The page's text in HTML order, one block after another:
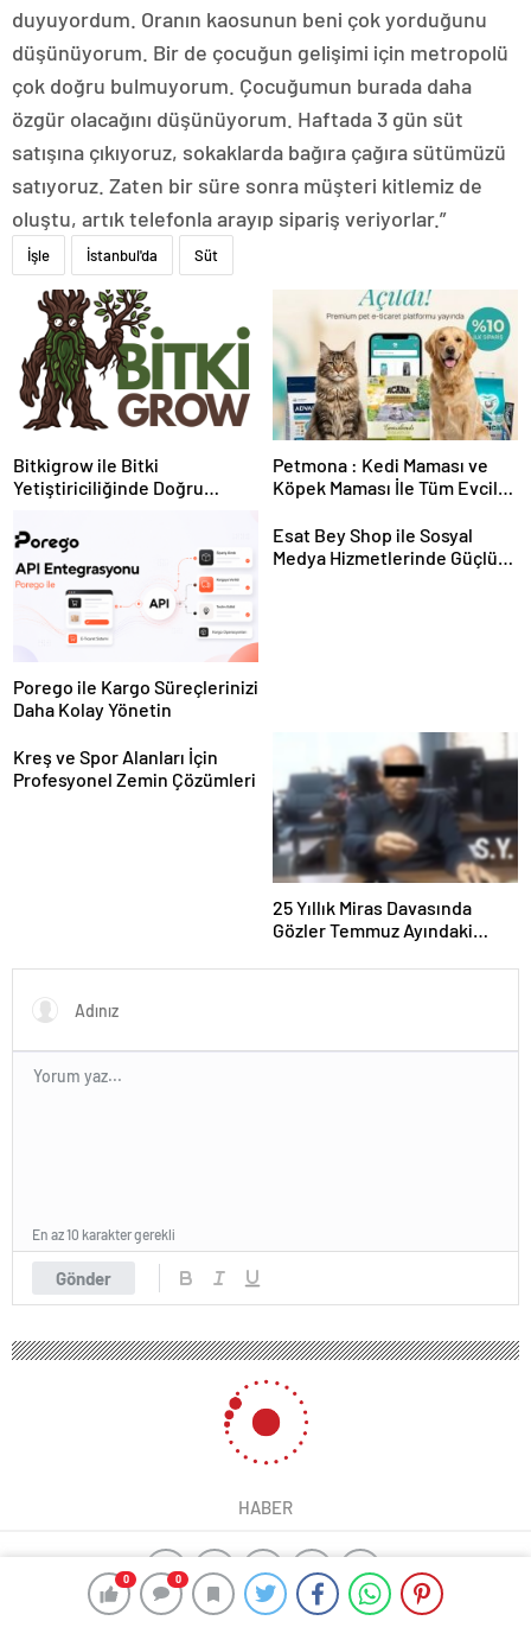
0 0
duyuyordum. Oranın kaosunun beni çok yorduğunu
düşünüyorum. Bir de çocuğun gelişimi için metropolü
çok doğru bulmuyorum. Çocuğumun burada daha
özgür olacağını düşünüyorum. Haftada 3 gün süt
satışına çıkıyoruz, sokaklarda bağıra çağıra sütümüzü
satıyoruz. Zaten bir süre sonra müşteri kitlemiz de
oluştu, artık telefonla arayıp sipariş veriyorlar.”
İşle İstanbul'da Süt
Bitkigrow ile Bitki
Yetiştiriciliğinde Doğru
Petmona : Kedi Maması ve
Köpek Maması İle Tüm Evcil
Porego ile Kargo Süreçlerinizi
Daha Kolay Yönetin
Esat Bey Shop ile Sosyal
Medya Hizmetlerinde Güçlü
Kreş ve Spor Alanları İçin
Profesyonel Zemin Çözümleri
25 Yıllık Miras Davasında
Gözler Temmuz Ayındaki
Gönder
En az 10 karakter gerekli
HABER
yangın algılama sistemleri ajax alarm